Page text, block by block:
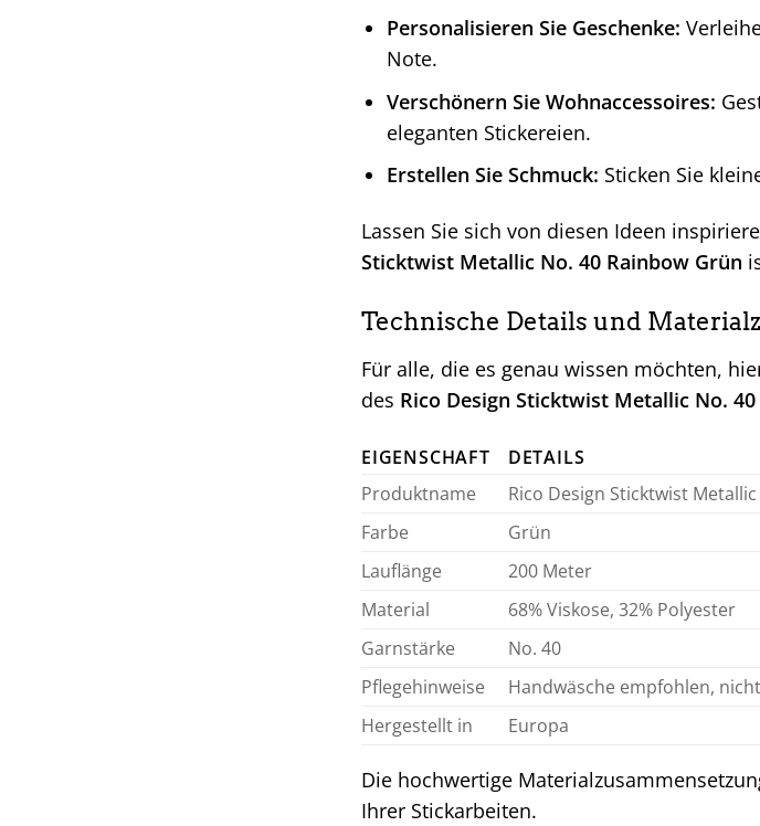
Personalisieren Sie Geschenke:
Note.
Verschönern Sie Wohnaccessoires:
eleganten Stickereien.
Erstellen Sie Schmuck: Sticken Sie
Lassen Sie sich von diesen Ideen
Sticktwist Metallic No. 40 Rainbow Grün
Technische Details und
Für alle, die es genau wissen möchten,
des Rico Design Sticktwist Metallic No.
EIGENSCHAFT
DETAILS
Produktname
Rico Design Sticktwist
Farbe
Grün
Lauflänge
200 Meter
Material
68% Viskose, 32% Polyester
Garnstärke
No. 40
Pflegehinweise
Handwäsche empfohlen,
Hergestellt in
Europa
Die hochwertige
Ihrer Stickarbeiten.